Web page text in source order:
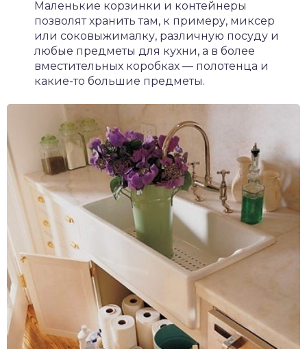
Маленькие корзинки и контейнеры
позволят хранить там, к примеру, миксер
или соковыжималку, различную посуду и
любые предметы для кухни, а в более
вместительных коробках — полотенца и
какие-то большие предметы.